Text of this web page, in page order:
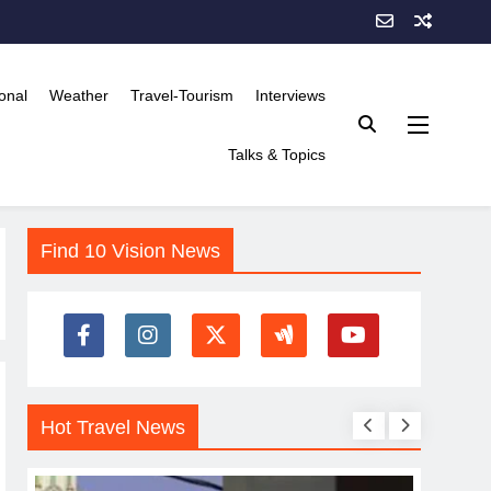
Weather Travel-Tourism Interviews
Talks & Topics
Find 10 Vision News
Hot Travel News